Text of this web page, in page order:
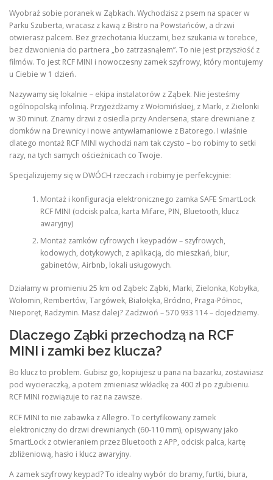
Wyobraź sobie poranek w Ząbkach. Wychodzisz z psem na spacer w
Parku Szuberta, wracasz z kawą z Bistro na Powstańców, a drzwi
otwierasz palcem. Bez grzechotania kluczami, bez szukania w torebce,
bez dzwonienia do partnera „bo zatrzasnąłem”. To nie jest przyszłość z
filmów. To jest RCF MINI i nowoczesny zamek szyfrowy, który montujemy
u Ciebie w 1 dzień.
Nazywamy się lokalnie – ekipa instalatorów z Ząbek. Nie jesteśmy
ogólnopolską infolinią. Przyjeżdżamy z Wołomińskiej, z Marki, z Zielonki
w 30 minut. Znamy drzwi z osiedla przy Andersena, stare drewniane z
domków na Drewnicy i nowe antywłamaniowe z Batorego. I właśnie
dlatego montaż RCF MINI wychodzi nam tak czysto – bo robimy to setki
razy, na tych samych ościeżnicach co Twoje.
Specjalizujemy się w DWÓCH rzeczach i robimy je perfekcyjnie:
Montaż i konfiguracja elektronicznego zamka SAFE SmartLock
RCF MINI (odcisk palca, karta Mifare, PIN, Bluetooth, klucz
awaryjny)
Montaż zamków cyfrowych i keypadów – szyfrowych,
kodowych, dotykowych, z aplikacją, do mieszkań, biur,
gabinetów, Airbnb, lokali usługowych.
Działamy w promieniu 25 km od Ząbek: Ząbki, Marki, Zielonka, Kobyłka,
Wołomin, Rembertów, Targówek, Białołęka, Bródno, Praga-Północ,
Nieporęt, Radzymin. Masz dalej? Zadzwoń – 570 933 114 – dojedziemy.
Dlaczego Ząbki przechodzą na RCF
MINI i zamki bez klucza?
Bo klucz to problem. Gubisz go, kopiujesz u pana na bazarku, zostawiasz
pod wycieraczką, a potem zmieniasz wkładkę za 400 zł po zgubieniu.
RCF MINI rozwiązuje to raz na zawsze.
RCF MINI to nie zabawka z Allegro. To certyfikowany zamek
elektroniczny do drzwi drewnianych (60-110 mm), opisywany jako
SmartLock z otwieraniem przez Bluetooth z APP, odcisk palca, kartę
zbliżeniową, hasło i klucz awaryjny.
A zamek szyfrowy keypad? To idealny wybór do bramy, furtki, biura,